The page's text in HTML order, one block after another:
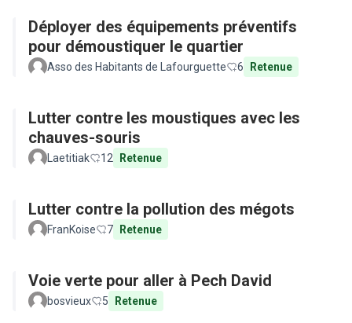
Déployer des équipements préventifs
pour démoustiquer le quartier
Asso des Habitants de Lafourguette 6 Retenue
Lutter contre les moustiques avec les
chauves-souris
Laetitiak 12 Retenue
Lutter contre la pollution des mégots
FranKoise 7 Retenue
Voie verte pour aller à Pech David
bosvieux 5 Retenue